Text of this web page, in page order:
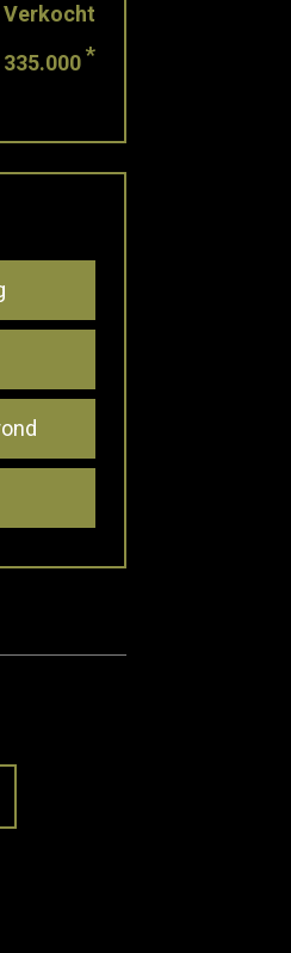
Verkocht
335.000*